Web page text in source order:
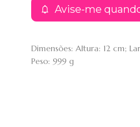
Avise-me
Dimensões: Altura: 12 cm;
Peso: 999 g